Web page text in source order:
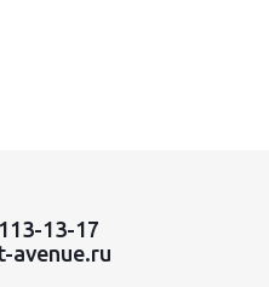
13-17
avenue.ru